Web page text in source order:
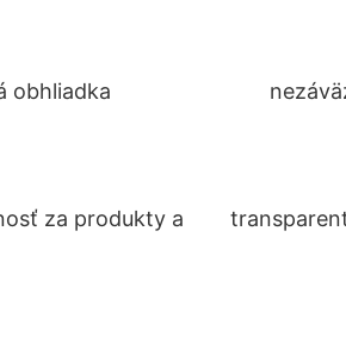
obhliadka
za produkty a